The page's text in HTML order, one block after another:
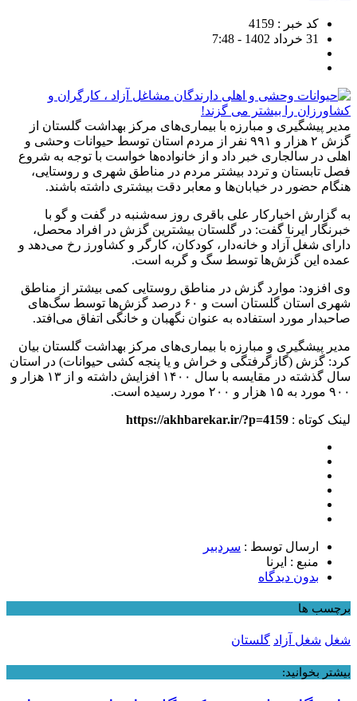
کد خبر : 4159
31 خرداد 1402 - 7:48
مدیر پیشگیری و مبارزه با بیماری‌های مرکز بهداشت گلستان از
گزش ۲ هزار و ۹۹۱ نفر از مردم استان توسط حیوانات وحشی و
اهلی در سالجاری خبر داد و از خانواده‌ها خواست با توجه به شروع
فصل تابستان و تردد بیشتر مردم در مناطق شهری و روستایی،
هنگام حضور در خیابان‌ها و معابر دقت بیشتری داشته باشند.
به گزارش اخبارکار علی باقری روز سه‌شنبه در گفت و گو با
خبرنگار ایرنا گفت: در گلستان بیشترین گزش در افراد محصل،
دارای شغل آزاد و خانه‌دار، کودکان، کارگر و کشاورز رخ می‌دهد و
عمده این گزش‌ها توسط سگ و گربه است.
وی افزود: موارد گزش در مناطق روستایی کمی بیشتر از مناطق
شهری استان گلستان است و ۶۰ درصد گزش‌ها توسط سگ‌های
صاحبدار مورد استفاده به عنوان نگهبان و خانگی اتفاق می‌افتد.
مدیر پیشگیری و مبارزه با بیماری‌های مرکز بهداشت گلستان بیان
کرد: گزش (گازگرفتگی و خراش و یا پنجه کشی حیوانات) در استان
سال گذشته در مقایسه با سال ۱۴۰۰ افزایش داشته و از ۱۳ هزار و
۹۰۰ مورد به ۱۵ هزار و ۲۰۰ مورد رسیده است.
لینک کوتاه : https://akhbarekar.ir/?p=4159
ارسال توسط : سردبیر
منبع : ایرنا
بدون دیدگاه
برچسب ها
شغل شغل آزاد گلستان
بیشتر بخوانید: